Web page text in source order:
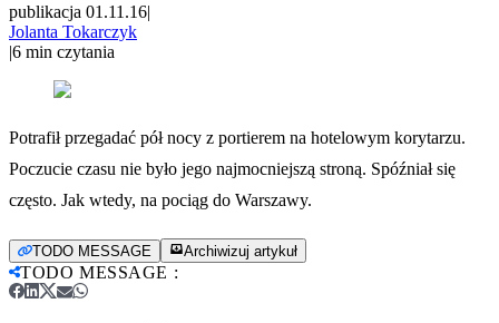
publikacja 01.11.16|
Jolanta Tokarczyk
|6 min czytania
Potrafił przegadać pół nocy z portierem na hotelowym korytarzu.
Poczucie czasu nie było jego najmocniejszą stroną. Spóźniał się
często. Jak wtedy, na pociąg do Warszawy.
TODO MESSAGE Archiwizuj artykuł
TODO MESSAGE :